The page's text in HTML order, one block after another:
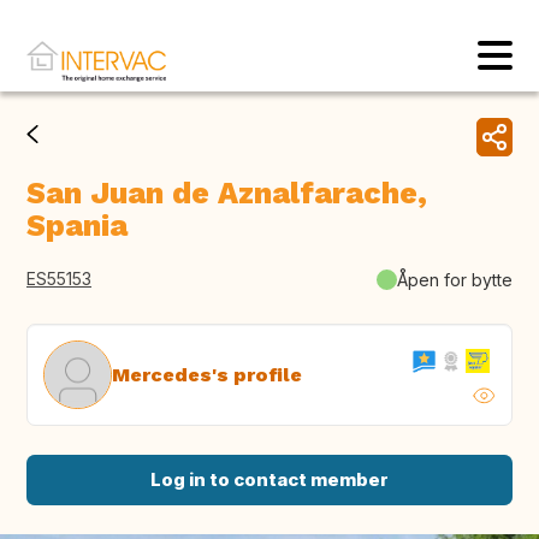
San Juan de Aznalfarache,
Spania
ES55153 Åpen for bytte
Mercedes's profile
Log in to contact member